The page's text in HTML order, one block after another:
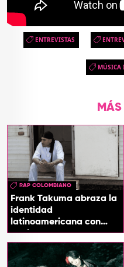
ENTREVISTAS
MÚSICA
RAP COLOMBIANO
Frank Takuma abraza la
identidad
latinoamericana con
'InDios'